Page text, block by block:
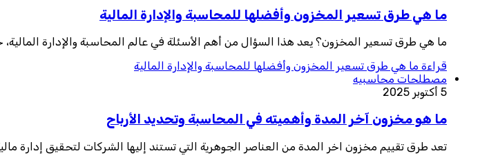
ما هي طرق تسعير المخزون وأفضلها للمحاسبة والإدارة المالية
ما هي طرق تسعير المخزون؟ يعد هذا السؤال من أهم الأسئلة في عالم المحاسبة والإدارة المالية،
قراءة ما هي طرق تسعير المخزون وأفضلها للمحاسبة والإدارة المالية
مصطلحات محاسبيه
5 أكتوبر 2025
ما هو مخزون آخر المدة وأهميته في المحاسبة وتحديد الأرباح
تعد طرق تقييم مخزون اخر المدة من العناصر الجوهرية التي تستند إليها الشركات لتحقيق إدارة